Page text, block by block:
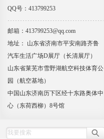
QQ号：413799253
邮箱：413799253@qq.com
地址： 山东省济南市平安南路齐鲁
汽车生活广场D展厅（长清展厅）
山东省莱芜市雪野湖航空科技体育公
园（航空基地）
中国山东济南历下区经十东路奥体中
心（东荷西柳）8号馆